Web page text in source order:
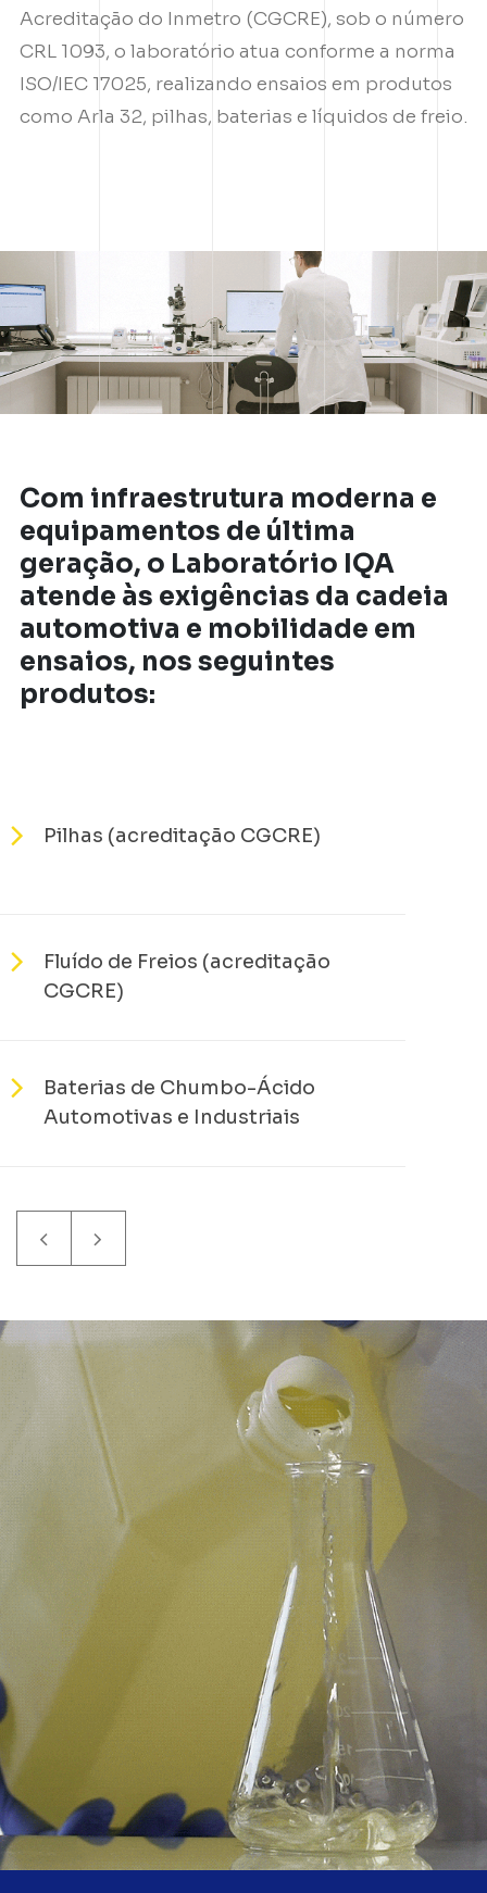
Acreditação do Inmetro (CGCRE), sob o número
CRL 1093, o laboratório atua conforme a norma
ISO/IEC 17025, realizando ensaios em produtos
como Arla 32, pilhas, baterias e líquidos de freio.
Com infraestrutura moderna e
equipamentos de última
geração, o Laboratório IQA
atende às exigências da cadeia
automotiva e mobilidade em
ensaios, nos seguintes
produtos:
Pilhas (acreditação CGCRE)
Fluído de Freios (acreditação
CGCRE)
Baterias de Chumbo-Ácido
Automotivas e Industriais